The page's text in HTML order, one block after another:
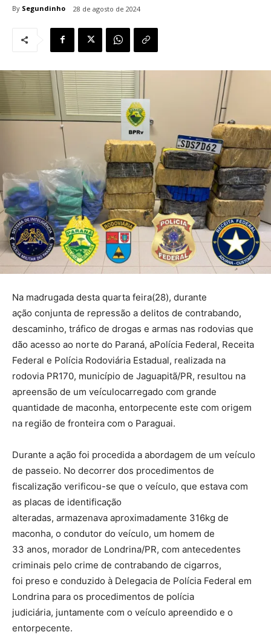
By Segundinho 28 de agosto de 2024
Na madrugada desta quarta feira(28), durante
ação conjunta de repressão a delitos de contrabando,
descaminho, tráfico de drogas e armas nas rodovias que
dão acesso ao norte do Paraná, aPolícia Federal, Receita
Federal e Polícia Rodoviária Estadual, realizada na
rodovia PR170, município de Jaguapitã/PR, resultou na
apreensão de um veículocarregado com grande
quantidade de maconha, entorpecente este com origem
na região de fronteira com o Paraguai.
​Durante a ação foi procedida a abordagem de um veículo
de passeio. No decorrer dos procedimentos de
fiscalização verificou-se que o veículo, que estava com
as placas de identificação
alteradas, armazenava aproximadamente 316kg de
maconha, o condutor do veículo, um homem de
33 anos, morador de Londrina/PR, com antecedentes
criminais pelo crime de contrabando de cigarros,
foi preso e conduzido à Delegacia de Polícia Federal em
Londrina para os procedimentos de polícia
judiciária, juntamente com o veículo apreendido e o
entorpecente.